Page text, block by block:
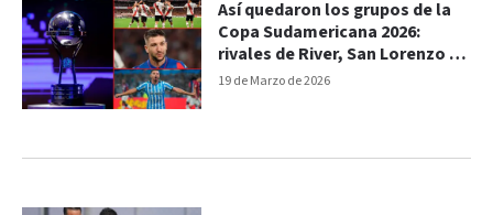
19 de Marzo de 2026
Así quedaron los grupos de la
Copa Sudamericana 2026:
rivales de River, San Lorenzo y
Racing